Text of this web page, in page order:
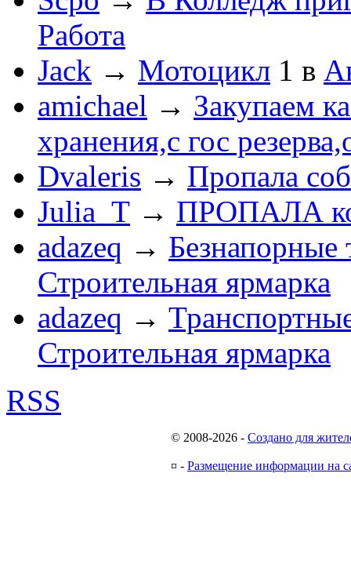
Работа
Jack → Мотоцикл 1 в
amichael → Закупаем
хранения,с гос
Dvaleris → Пропала
Julia_T → ПРОПАЛА
adazeq → Безнапорные
Строительная ярмарка
adazeq →
Строительная ярмарка
RSS
© 2008-2026 - Создано для
¤ - Размещение информации на